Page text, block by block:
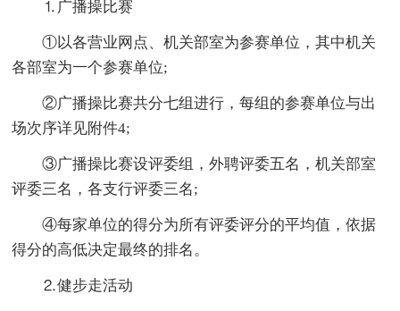
⒈广播操比赛
①以各营业网点、机关部室为参赛单位，其中机关
各部室为一个参赛单位;
②广播操比赛共分七组进行，每组的参赛单位与出
场次序详见附件4;
③广播操比赛设评委组，外聘评委五名，机关部室
评委三名，各支行评委三名;
④每家单位的得分为所有评委评分的平均值，依据
得分的高低决定最终的排名。
⒉健步走活动